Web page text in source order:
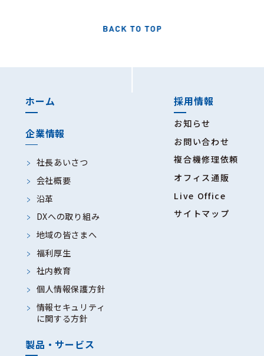
ホーム
企業情報
社長あいさつ
会社概要
沿革
DXへの取り組み
地域の皆さまへ
福利厚生
社内教育
個人情報保護方針
情報セキュリティ
に関する方針
採用情報
お知らせ
お問い合わせ
複合機修理依頼
オフィス通販
Live Office
サイトマップ
製品・サービス